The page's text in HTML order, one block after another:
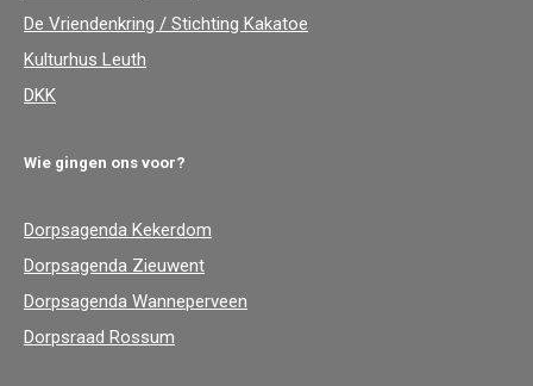
De Vriendenkring / Stichting Kakatoe
Kulturhus Leuth
DKK
Wie gingen ons voor?
Dorpsagenda Kekerdom
Dorpsagenda Zieuwent
Dorpsagenda Wanneperveen
Dorpsraad Rossum